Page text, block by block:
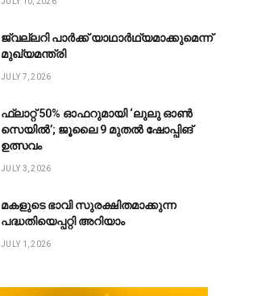
ജ്വല്ലറി പാർക്ക് യാഥാർഥ്യമാക്കുമെന്ന്
മുഖ്യമന്ത്രി
JULY 7, 2026
ഫ്ലാറ്റ് 50% ഓഫറുമായി ‘ലുലു ഓൺ
സെയിൽ’; ജൂലൈ 9 മുതൽ ഷോപ്പിങ്
ഉത്സവം
JULY 3, 2026
മകളുടെ ഭാവി സുരക്ഷിതമാക്കുന്ന
പദ്ധതിയെപ്പറ്റി അറിയാം
JULY 1, 2026